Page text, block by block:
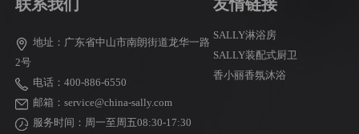
联系我们
地址：广东省中山市南朗街道龙华一路
2号
电话：400-886-6550
邮箱：service@china-sally.com
服务时间：周一至周五08:30-17:30
友情链接
SALLY淋浴房
SALLY装配式厨卫
香小丽香氛沐浴